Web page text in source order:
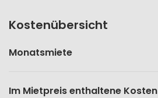
Kostenübersicht
Monatsmiete
Im Mietpreis enthaltene Kosten